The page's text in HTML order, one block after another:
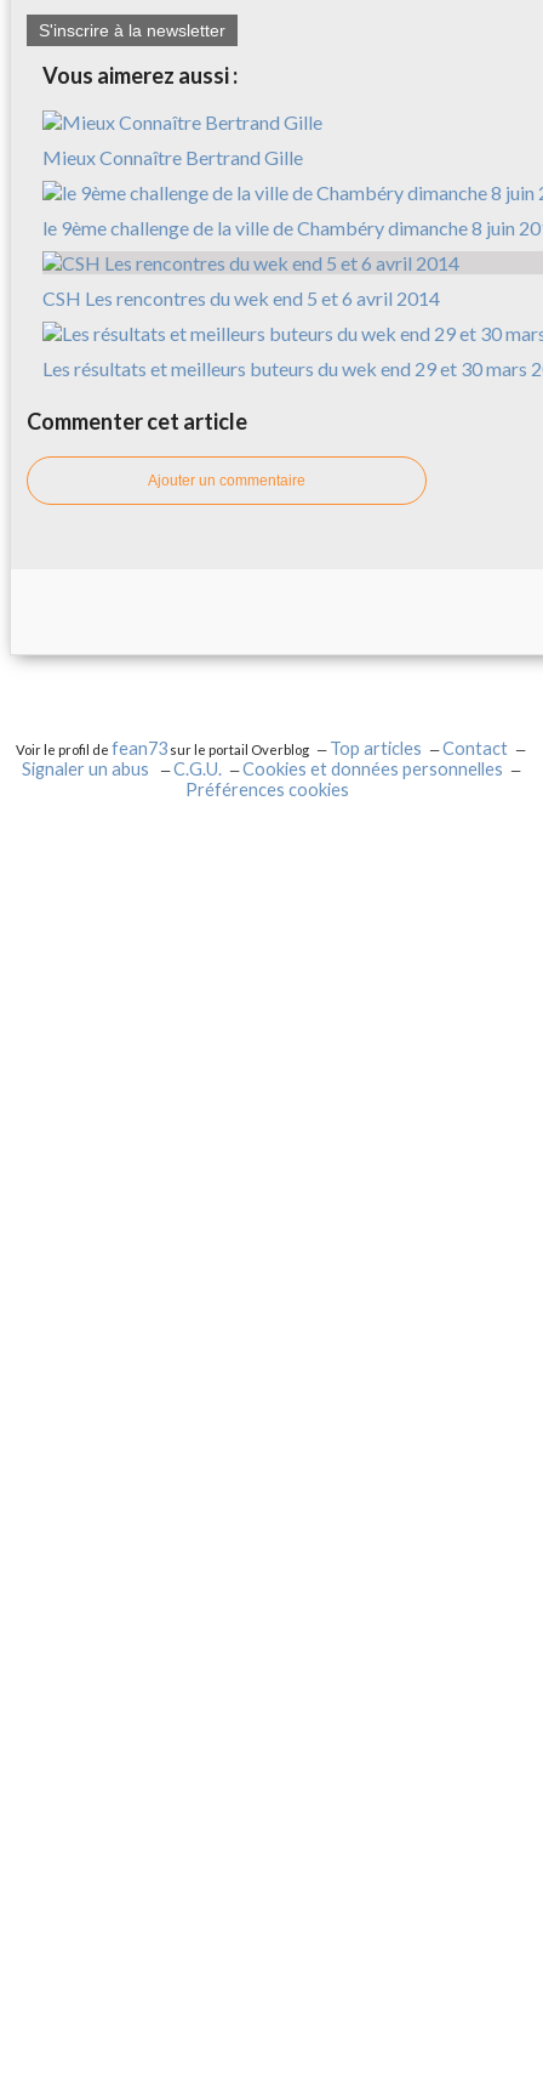
S'inscrire à la newsletter
Vous aimerez aussi :
Mieux Connaître Bertrand Gille
le 9ème challenge de la ville de Chambéry dimanche 8 juin
CSH Les rencontres du wek end 5 et 6 avril 2014
Les résultats et meilleurs buteurs du wek end 29 et 30 mars
Commenter cet article
Ajouter un commentaire
Voir le profil defean73 sur le portail Overblog Top articles
Contact
Signaler un abus
C.G.U.
Cookies et données personnelles
Préférences cookies